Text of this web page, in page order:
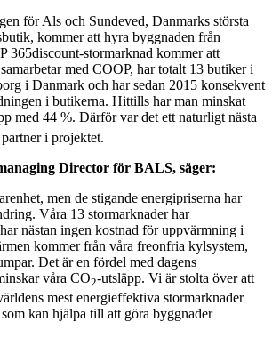
för Als och Sundeved, Danmarks största
kommer att hyra byggnaden från
365discount-stormarknad kommer att
med COOP, har totalt 13 butiker i
i Danmark och har sedan 2015 konsekvent
i butikerna. Hittills har man minskat
med 44 %. Därför var det ett naturligt nästa
i projektet.
Director för BALS, säger:
men de stigande energipriserna har
Våra 13 stormarknader har
nästan ingen kostnad för uppvärmning i
kommer från våra freonfria kylsystem,
Det är en fördel med dagens
våra CO2-utsläpp. Vi är stolta över att
mest energieffektiva stormarknader
kan hjälpa till att göra byggnader